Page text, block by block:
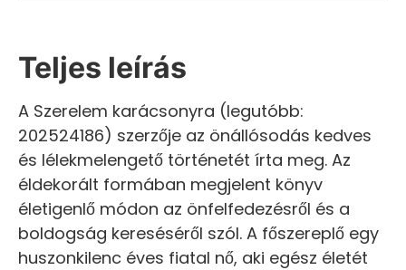
Teljes leírás
A Szerelem karácsonyra (legutóbb:
202524186) szerzője az önállósodás kedves
és lélekmelengető történetét írta meg. Az
éldekorált formában megjelent könyv
életigenlő módon az önfelfedezésről és a
boldogság kereséséről szól. A főszereplő egy
huszonkilenc éves fiatal nő, aki egész életét